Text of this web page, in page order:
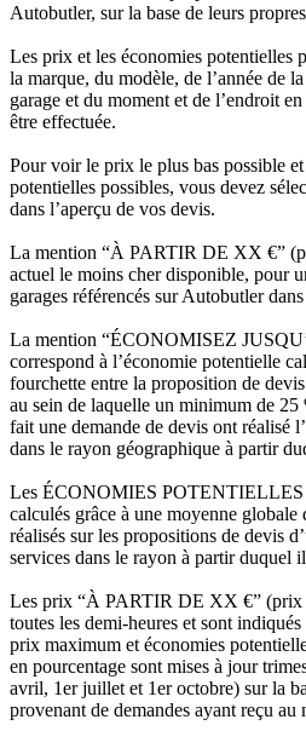
Autobutler, sur la base de leurs
Les prix et les économies potentielles
la marque, du modèle, de l’année de
garage et du moment et de l’endroit
être effectuée.
Pour voir le prix le plus bas possible
potentielles possibles, vous devez
dans l’aperçu de vos devis.
La mention “À PARTIR DE XX €”
actuel le moins cher disponible, pour
garages référencés sur Autobutler
La mention “ÉCONOMISEZ
correspond à l’économie potentielle
fourchette entre la proposition de
au sein de laquelle un minimum de 25
fait une demande de devis ont réalisé
dans le rayon géographique à partir
Les ÉCONOMIES
calculés grâce à une moyenne globale
réalisés sur les propositions de devis
services dans le rayon à partir duquel
Les prix “À PARTIR DE XX €” (prix
toutes les demi-heures et sont
prix maximum et économies
en pourcentage sont mises à jour
avril, 1er juillet et 1er octobre) sur la
provenant de demandes ayant reçu au